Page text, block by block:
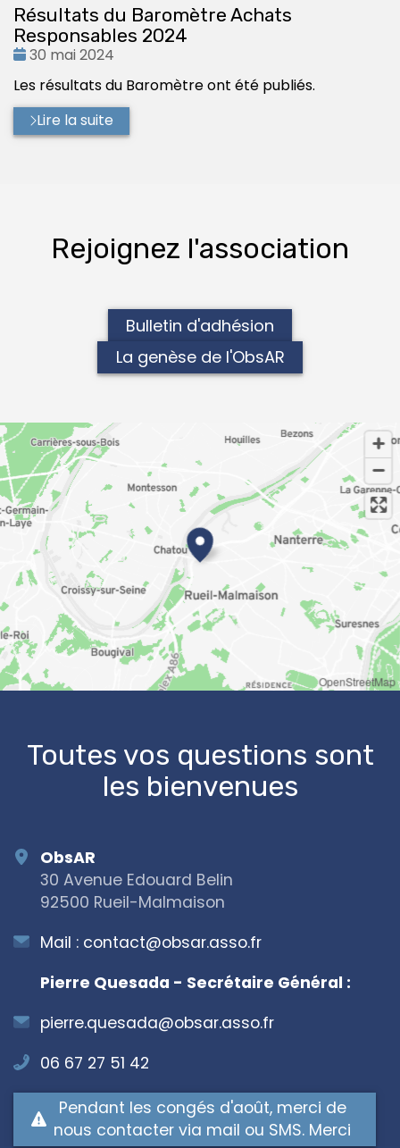
Résultats du Baromètre Achats
Responsables 2024
Date
30 mai 2024
Les résultats du Baromètre ont été publiés.
Lire la suite
Rejoignez l'association
Bulletin d'adhésion
La genèse de l'ObsAR
OpenStreetMap
Toutes vos questions sont
les bienvenues
ObsAR
30 Avenue Edouard Belin
92500 Rueil-Malmaison
Mail : contact@obsar.asso.fr
Pierre Quesada - Secrétaire Général :
pierre.quesada@obsar.asso.fr
06 67 27 51 42
Pendant les congés d'août, merci de
nous contacter via mail ou SMS. Merci